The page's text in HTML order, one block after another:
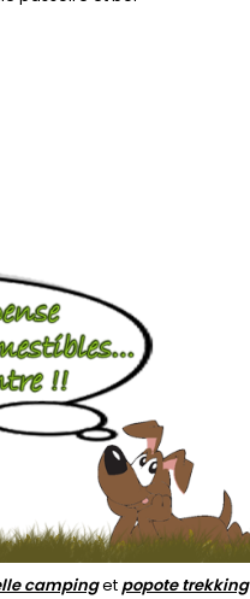
campingetpopote trekking